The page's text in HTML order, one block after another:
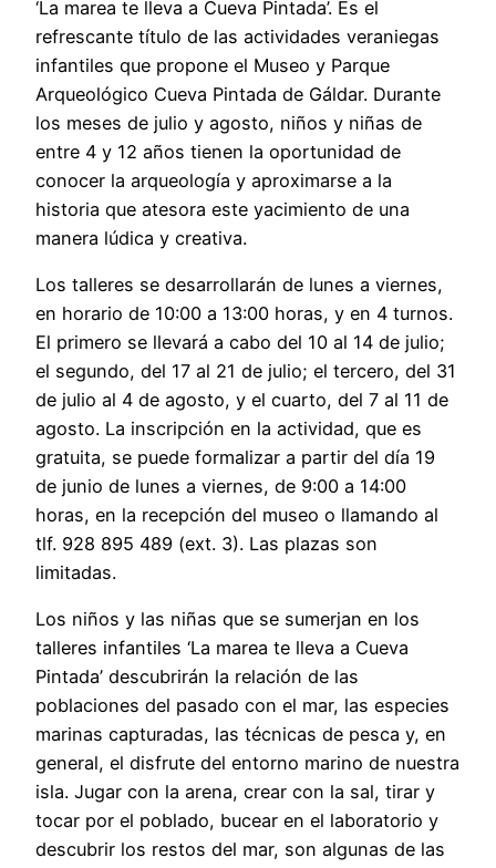
‘La marea te lleva a Cueva Pintada’. Es el
refrescante título de las actividades veraniegas
infantiles que propone el Museo y Parque
Arqueológico Cueva Pintada de Gáldar. Durante
los meses de julio y agosto, niños y niñas de
entre 4 y 12 años tienen la oportunidad de
conocer la arqueología y aproximarse a la
historia que atesora este yacimiento de una
manera lúdica y creativa.
Los talleres se desarrollarán de lunes a viernes,
en horario de 10:00 a 13:00 horas, y en 4 turnos.
El primero se llevará a cabo del 10 al 14 de julio;
el segundo, del 17 al 21 de julio; el tercero, del 31
de julio al 4 de agosto, y el cuarto, del 7 al 11 de
agosto. La inscripción en la actividad, que es
gratuita, se puede formalizar a partir del día 19
de junio de lunes a viernes, de 9:00 a 14:00
horas, en la recepción del museo o llamando al
tlf. 928 895 489 (ext. 3). Las plazas son
limitadas.
Los niños y las niñas que se sumerjan en los
talleres infantiles ‘La marea te lleva a Cueva
Pintada’ descubrirán la relación de las
poblaciones del pasado con el mar, las especies
marinas capturadas, las técnicas de pesca y, en
general, el disfrute del entorno marino de nuestra
isla. Jugar con la arena, crear con la sal, tirar y
tocar por el poblado, bucear en el laboratorio y
descubrir los restos del mar, son algunas de las